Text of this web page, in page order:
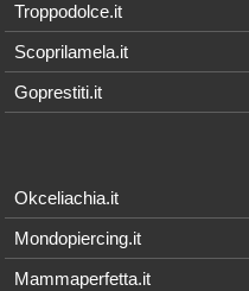
Troppodolce.it
Scoprilamela.it
Goprestiti.it
Okceliachia.it
Mondopiercing.it
Mammaperfetta.it